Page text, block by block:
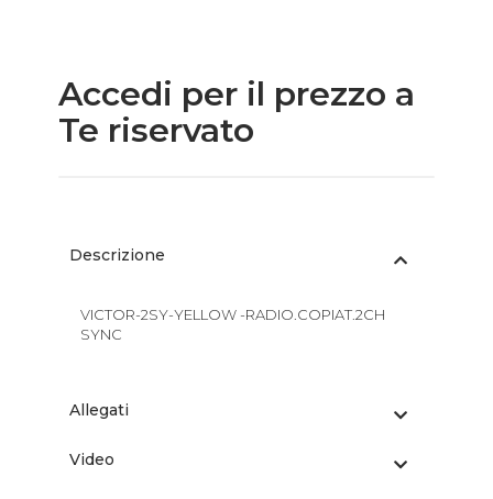
Accedi per il prezzo a
Te riservato
Descrizione
VICTOR-2SY-YELLOW -RADIO.COPIAT.2CH
SYNC
Allegati
Video